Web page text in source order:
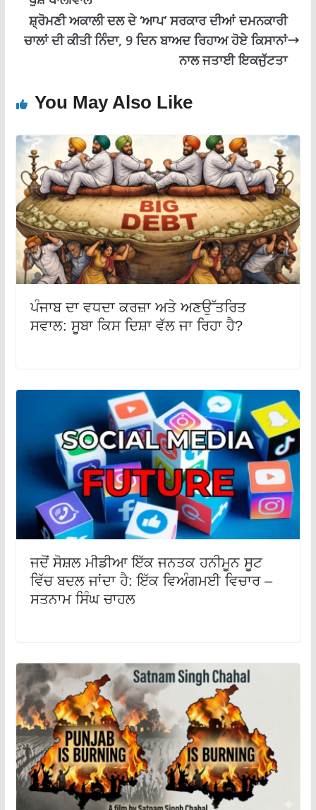
ਸ਼੍ਰੋਮਣੀ ਅਕਾਲੀ ਦਲ ਦੇ ‘ਆਪ’ ਸਰਕਾਰ ਦੀਆਂ ਦਮਨਕਾਰੀ
ਚਾਲਾਂ ਦੀ ਕੀਤੀ ਨਿੰਦਾ, 9 ਦਿਨ ਬਾਅਦ ਰਿਹਾਅ ਹੋਏ ਕਿਸਾਨਾਂ
ਨਾਲ ਜਤਾਈ ਇਕਜੁੱਟਤਾ
You May Also Like
ਪੰਜਾਬ ਦਾ ਵਧਦਾ ਕਰਜ਼ਾ ਅਤੇ ਅਣਉੱਤਰਿਤ
ਸਵਾਲ: ਸੂਬਾ ਕਿਸ ਦਿਸ਼ਾ ਵੱਲ ਜਾ ਰਿਹਾ ਹੈ?
ਜਦੋਂ ਸੋਸ਼ਲ ਮੀਡੀਆ ਇੱਕ ਜਨਤਕ ਹਨੀਮੂਨ ਸੂਟ
ਵਿੱਚ ਬਦਲ ਜਾਂਦਾ ਹੈ: ਇੱਕ ਵਿਅੰਗਮਈ ਵਿਚਾਰ –
ਸਤਨਾਮ ਸਿੰਘ ਚਾਹਲ